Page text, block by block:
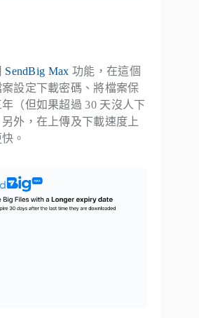
SendBig Max 功能，在這個
設定下載密碼、將檔案保
（但如果超過 30 天沒人下
外，在上傳及下載速度上
。